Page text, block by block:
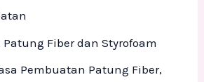
Fiber dan Styrofoam
Pembuatan Patung Fiber,